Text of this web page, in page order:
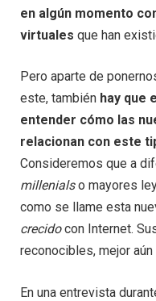
en algún momento
virtuales que han
Pero aparte de
este, también hay que
entender cómo las
relacionan con este
Consideremos que a
millenialso mayores
como se llame esta
crecidocon Internet.
reconocibles, mejor
En una entrevista